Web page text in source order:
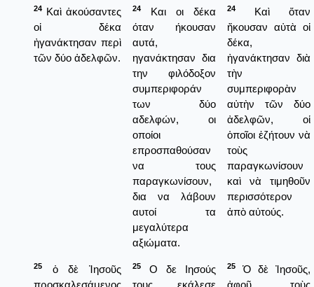
24 Καὶ ἀκούσαντες
οἱ δέκα
ἠγανάκτησαν περὶ
τῶν δύο ἀδελφῶν.
24
Και οι δέκα
όταν ήκουσαν
αυτά,
ηγανάκτησαν δια
την φιλόδοξον
συμπεριφοράν
των δύο
αδελφών, οι
οποίοι
επροσπαθούσαν
να τους
παραγκωνίσουν,
δια να λάβουν
αυτοί τα
μεγαλύτερα
αξιώματα.
24
Καὶ ὅταν
ἤκουσαν αὐτὰ οἱ
δέκα,
ἠγανάκτησαν διὰ
τὴν
συμπεριφορὰν
αὐτὴν τῶν δύο
ἀδελφῶν, οἱ
ὁποῖοι ἐζήτουν νὰ
τοὺς
παραγκωνίσουν
καὶ νὰ τιμηθοῦν
περισσότερον
ἀπὸ αὐτούς.
25
ὁ δὲ Ἰησοῦς
προσκαλεσάμενος
25
Ο δε Ιησούς
τους εκάλεσε
25
Ὁ δὲ Ἰησοῦς,
ἀφοῦ τοὺς